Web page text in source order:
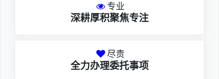
专业
深耕厚积聚焦专注
尽责
全力办理委托事项